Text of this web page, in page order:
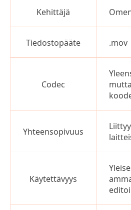
Kehittäjä
Tiedostopääte .mov
Codec
Yhteensopivuus
Käytettävyys